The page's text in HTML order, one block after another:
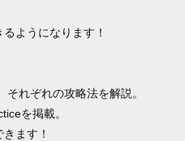
ようになります！
れぞれの攻略法を解説。
を掲載。
ます！